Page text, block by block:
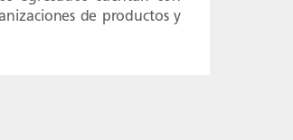
de productos y